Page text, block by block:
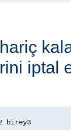
iptal
birey3